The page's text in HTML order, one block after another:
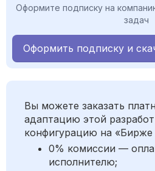
Оформите подписку на
задач
Оформить подписку и
Вы можете заказать
адаптацию этой
конфигурацию на «Бирже
0% комиссии —
исполнителю;